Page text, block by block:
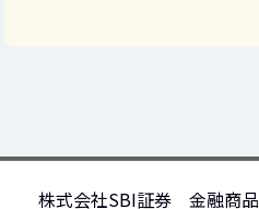
株式会社SBI証券 金融商